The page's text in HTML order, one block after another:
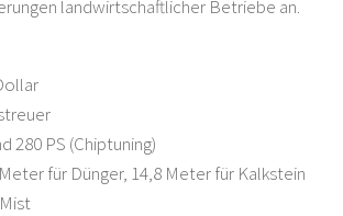
landwirtschaftlicher Betriebe an.
280 PS (Chiptuning)
für Dünger, 14,8 Meter für Kalkstein